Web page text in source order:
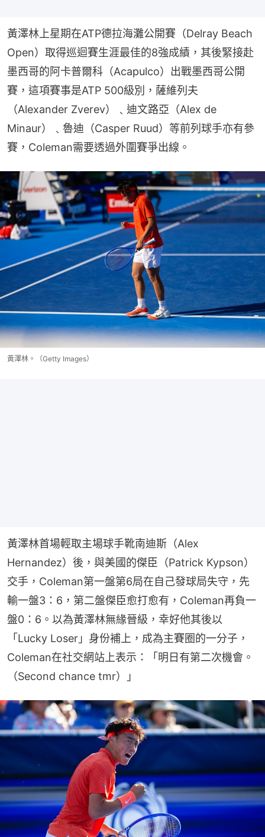
黃澤林上星期在ATP德拉海灘公開賽（Delray Beach
Open）取得巡迴賽生涯最佳的8強成績，其後緊接赴
墨西哥的阿卡普爾科（Acapulco）出戰墨西哥公開
賽，這項賽事是ATP 500級別，薩維列夫
（Alexander Zverev）﹑迪文路亞（Alex de
Minaur）﹑魯迪（Casper Ruud）等前列球手亦有參
賽，Coleman需要透過外圍賽爭出線。
黃澤林。（Getty Images）
黃澤林首場輕取主場球手靴南迪斯（Alex
Hernandez）後，與美國的傑臣（Patrick Kypson）
交手，Coleman第一盤第6局在自己發球局失守，先
輸一盤3：6，第二盤傑臣愈打愈有，Coleman再負一
盤0：6。以為黃澤林無緣晉級，幸好他其後以
「Lucky Loser」身份補上，成為主賽圈的一分子，
Coleman在社交網站上表示：「明日有第二次機會。
（Second chance tmr）」